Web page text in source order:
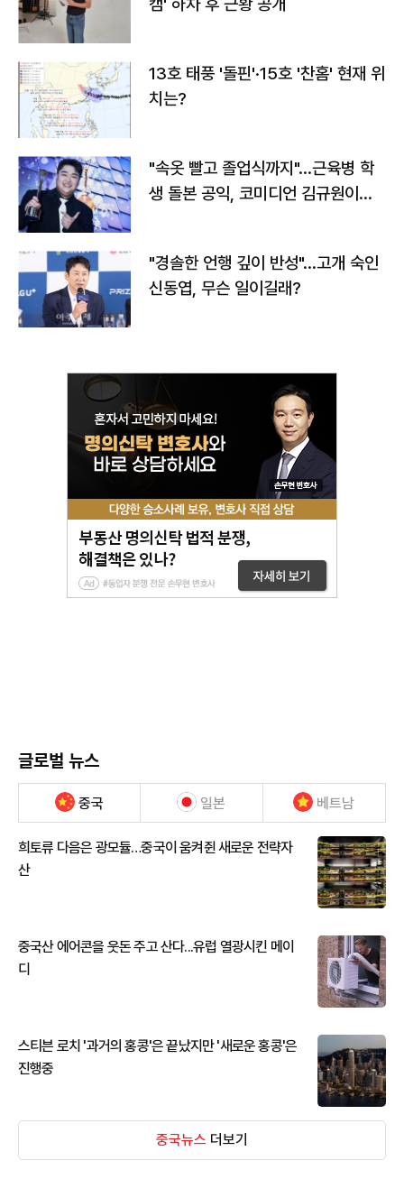
13호 태풍 '돌핀'·15호 '찬홈' 현재 위
치는?
"속옷 빨고 졸업식까지"…근육병 학
생 돌본 공익, 코미디언 김규원이었
"경솔한 언행 깊이 반성"…고개 숙인
신동엽, 무슨 일이길래?
글로벌 뉴스
중국 일본 베트남
희토류 다음은 광모듈…중국이 움켜쥔 새로운 전략자
산
중국산 에어콘을 웃돈 주고 산다...유럽 열광시킨 메이
디
스티븐 로치 '과거의 홍콩'은 끝났지만 '새로운 홍콩'은
진행중
중국뉴스 더보기